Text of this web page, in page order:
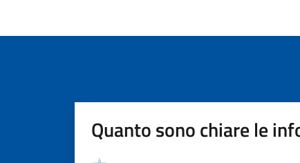
Quanto sono chiare le
Valutazione